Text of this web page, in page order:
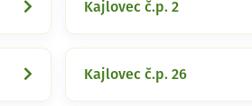
Kajlovec č.p. 2
Kajlovec č.p. 26